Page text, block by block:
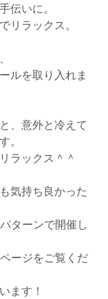
伝いに。
リラックス。
ルを取り入れま
、意外と冷えて
。
ラックス＾＾
気持ち良かった
ターンで開催し
ージをご覧くだ
ます！